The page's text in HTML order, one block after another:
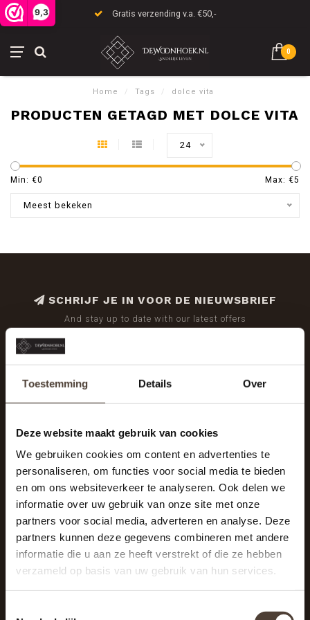
Toestemming Details Over
Deze website maakt gebruik van cookies
We gebruiken cookies om content en advertenties te
personaliseren, om functies voor social media te bieden
en om ons websiteverkeer te analyseren. Ook delen we
informatie over uw gebruik van onze site met onze
partners voor social media, adverteren en analyse. Deze
partners kunnen deze gegevens combineren met andere
informatie die u aan ze heeft verstrekt of die ze hebben
verzameld op basis van uw gebruik van hun services.
9,3 Gratis verzending v.a. €50,-
0
Home / Tags / dolce vita
PRODUCTEN GETAGD MET DOLCE VITA
24
Min: €0 Max: €5
Meest bekeken
SCHRIJF JE IN VOOR DE NIEUWSBRIEF
And stay up to date with our latest offers
De Woonhoek - Landelijk leven